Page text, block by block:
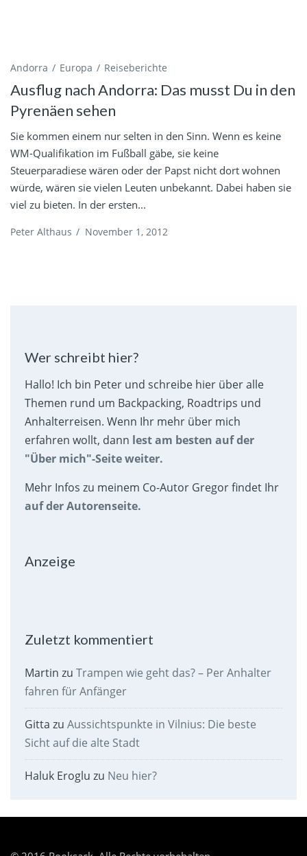
Andorra Europa Reiseberichte
Ausflug nach Andorra: Das musst Du in den
Pyrenäen sehen
Sie kommen einem nur selten in den Sinn. Wenn es keine
WM-Qualifikation im Fußball gäbe, sie keine
Steuerparadiese wären oder der Papst nicht dort wohnen
würde, wären sie vielen Leuten unbekannt. Dabei haben sie
viel zu bieten. In der ersten...
Peter Althaus / November 1, 2012
Wer schreibt hier?
Hallo! Ich bin Peter und schreibe hier über alle
Themen rund um Backpacking, Roadtrips und
Anhalterreisen. Wenn Ihr mehr über mich
erfahren wollt, dann lest am besten auf der
"Über mich"-Seite weiter.
Mehr Infos zu meinem Co-Autor Gregor findet Ihr
auf der Autorenseite.
Anzeige
Zuletzt kommentiert
Martin zu Trampen wie geht das? – Per Anhalter
fahren für Anfänger
Gitta zu Aussichtspunkte in Vilnius: Die beste
Sicht auf die alte Stadt
Haluk Eroglu zu Neu hier?